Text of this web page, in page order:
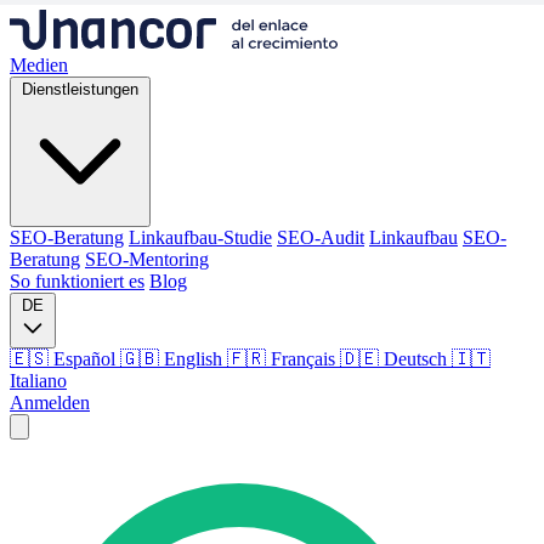
Medien
Dienstleistungen
SEO-Beratung Linkaufbau-Studie SEO-Audit Linkaufbau SEO-
Beratung SEO-Mentoring
So funktioniert es Blog
DE
🇪🇸 Español 🇬🇧 English 🇫🇷 Français 🇩🇪 Deutsch 🇮🇹
Italiano
Anmelden